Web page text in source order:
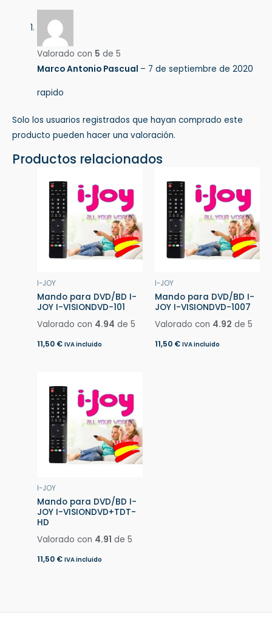
Valorado con 5 de 5
Marco Antonio Pascual – 7 de septiembre de 2020
rapido
Solo los usuarios registrados que hayan comprado este
producto pueden hacer una valoración.
Productos relacionados
I-JOY
Mando para DVD/BD I-
JOY I-VISIONDVD-101
Valorado con 4.94 de 5
11,50 € IVA incluido
I-JOY
Mando para DVD/BD I-
JOY I-VISIONDVD-1007
Valorado con 4.92 de 5
11,50 € IVA incluido
I-JOY
Mando para DVD/BD I-
JOY I-VISIONDVD+TDT-
HD
Valorado con 4.91 de 5
11,50 € IVA incluido